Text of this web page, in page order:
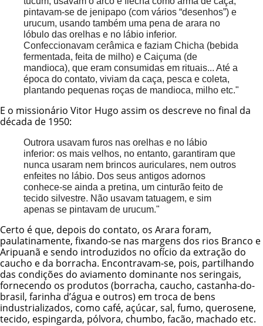
pintavam-se de jenipapo (com vários “desenhos”) e
urucum, usando também uma pena de arara no
lóbulo das orelhas e no lábio inferior.
Confeccionavam cerâmica e faziam Chicha (bebida
fermentada, feita de milho) e Caiçuma (de
mandioca), que eram consumidas em rituais... Até a
época do contato, viviam da caça, pesca e coleta,
plantando pequenas roças de mandioca, milho etc."
E o missionário Vitor Hugo assim os descreve no final da
década de 1950:
Outrora usavam furos nas orelhas e no lábio
inferior: os mais velhos, no entanto, garantiram que
nunca usaram nem brincos auriculares, nem outros
enfeites no lábio. Dos seus antigos adornos
conhece-se ainda a pretina, um cinturão feito de
tecido silvestre. Não usavam tatuagem, e sim
apenas se pintavam de urucum."
Certo é que, depois do contato, os Arara foram,
paulatinamente, fixando-se nas margens dos rios Branco e
Aripuanã e sendo introduzidos no ofício da extração do
caucho e da borracha. Encontravam-se, pois, partilhando
das condições do aviamento dominante nos seringais,
fornecendo os produtos (borracha, caucho, castanha-do-
brasil, farinha d’água e outros) em troca de bens
industrializados, como café, açúcar, sal, fumo, querosene,
tecido, espingarda, pólvora, chumbo, facão, machado etc.